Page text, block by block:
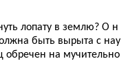
лопату в землю? О н
быть вырыта с нау
на мучительно